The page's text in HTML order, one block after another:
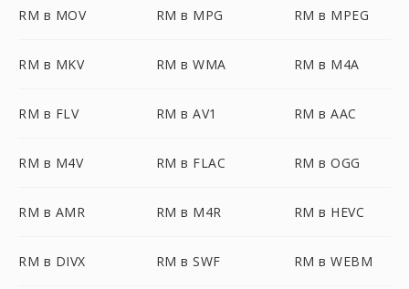
RM в MOV RM в MPG RM в MPEG
RM в MKV RM в WMA RM в M4A
RM в FLV RM в AV1 RM в AAC
RM в M4V RM в FLAC RM в OGG
RM в AMR RM в M4R RM в HEVC
RM в DIVX RM в SWF RM в WEBM